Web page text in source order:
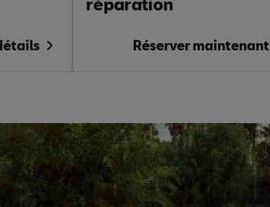
réparation
Réserver maintenant